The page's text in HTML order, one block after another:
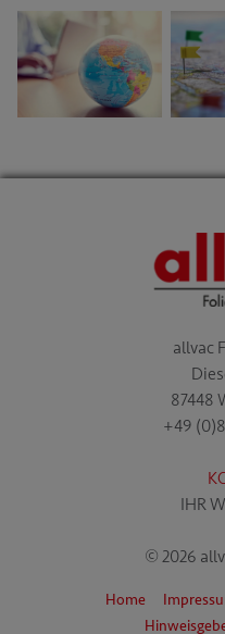
allvac
87448
+49
IHR
© 2026
Home